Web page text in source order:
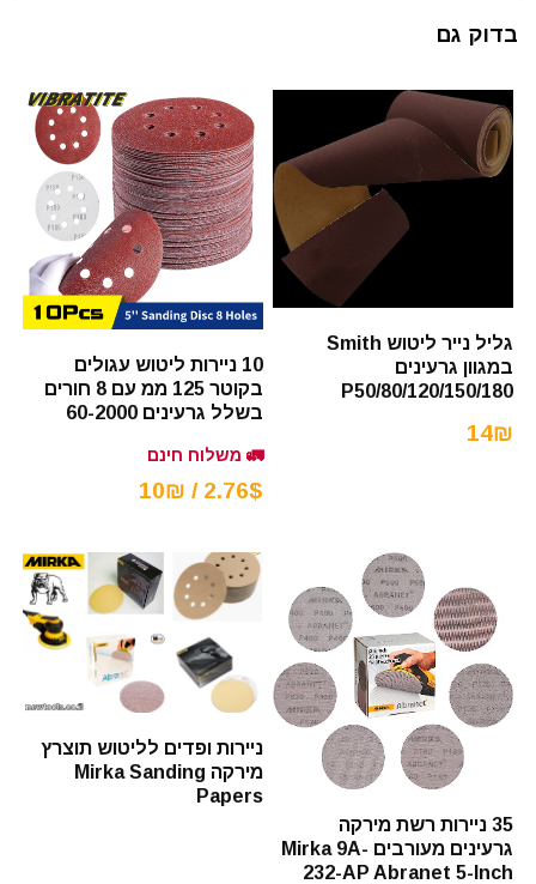
בדוק גם
גליל נייר ליטוש Smith
במגוון גרעינים
P50/80/120/150/180
14₪
10 ניירות ליטוש עגולים
בקוטר 125 ממ עם 8 חורים
בשלל גרעינים 60-2000
🚛 משלוח חינם
2.76$ / 10₪
35 ניירות רשת מירקה
גרעינים מעורבים Mirka 9A-
232-AP Abranet 5-Inch
ניירות ופדים לליטוש תוצרץ
מירקה Mirka Sanding
Papers